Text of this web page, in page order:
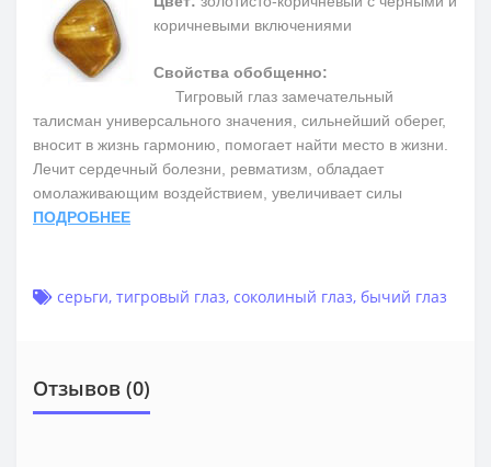
коричневыми включениями
Свойства обобщенно:
Тигровый глаз замечательный
талисман универсального значения, сильнейший оберег,
вносит в жизнь гармонию, помогает найти место в жизни.
Лечит сердечный болезни, ревматизм, обладает
омолаживающим воздействием, увеличивает силы
ПОДРОБНЕЕ
серьги, тигровый глаз, соколиный глаз, бычий глаз
Отзывов (0)